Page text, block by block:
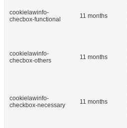
cookielawinfo-
checbox-functional
11 months
cookielawinfo-
checbox-others
11 months
cookielawinfo-
checkbox-necessary
11 months